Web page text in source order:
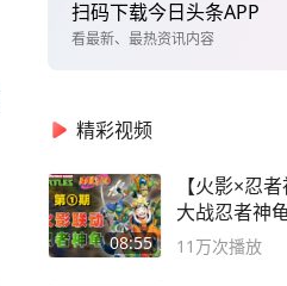
扫码下载今日头条APP
看最新、最热资讯内容
精彩视频
08:55
【火影×忍
大战忍者神
论武？
11万次播放